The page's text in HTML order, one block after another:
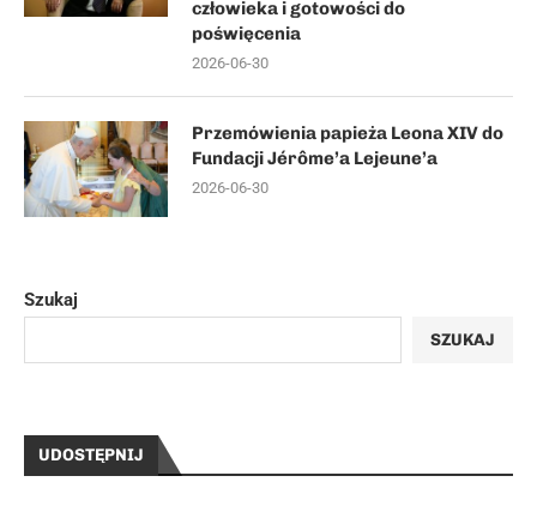
człowieka i gotowości do
poświęcenia
2026-06-30
Przemówienia papieża Leona XIV do
Fundacji Jérôme’a Lejeune’a
2026-06-30
Szukaj
SZUKAJ
UDOSTĘPNIJ